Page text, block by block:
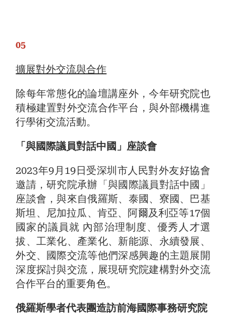
05
擴展對外交流與合作
除每年常態化的論壇講座外，今年研究院也
積極建置對外交流合作平台，與外部機構進
行學術交流活動。
「與國際議員對話中國」座談會
2023年9月19日受深圳市人民對外友好協會
邀請，研究院承辦「與國際議員對話中國」
座談會，與來自俄羅斯、泰國、寮國、巴基
斯坦、尼加拉瓜、肯亞、阿爾及利亞等17個
國家的議員就 內部治理制度、優秀人才選
拔、工業化、產業化、新能源、永續發展、
外交、國際交流等他們深感興趣的主題展開
深度探討與交流，展現研究院建構對外交流
合作平台的重要角色。
俄羅斯學者代表團造訪前海國際事務研究院